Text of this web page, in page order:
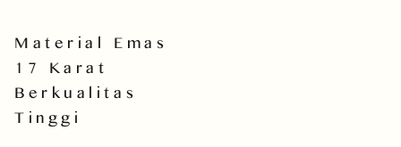
Material Emas
17 Karat
Berkualitas
Tinggi